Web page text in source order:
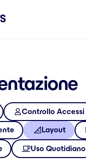
Controllo Accessi
Layout
Uso Quotidiano